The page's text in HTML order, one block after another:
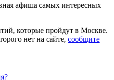
афиша самых интересных
которые пройдут в Москве.
нет на сайте, сообщите